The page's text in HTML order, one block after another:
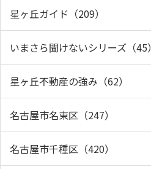
星ヶ丘ガイド（209）
いまさら聞けないシリーズ（45）
星ヶ丘不動産の強み（62）
名古屋市名東区（247）
名古屋市千種区（420）